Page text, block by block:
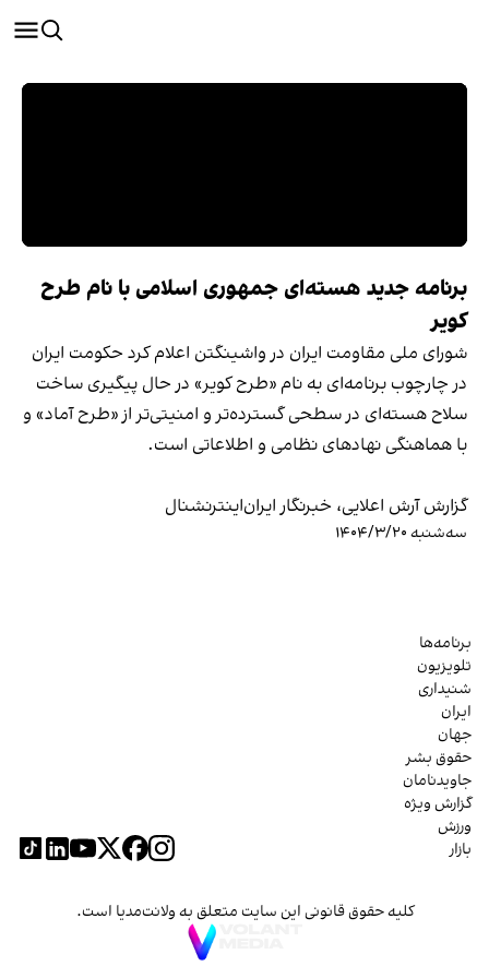
برنامه جدید هسته‌ای جمهوری اسلامی با نام طرح
کویر
شورای ملی مقاومت ایران در واشینگتن اعلام کرد حکومت ایران
در چارچوب برنامه‌ای به نام «طرح کویر» در حال پیگیری ساخت
سلاح هسته‌ای در سطحی گسترده‌تر و امنیتی‌تر از «طرح آماد» و
با هماهنگی نهادهای نظامی و اطلاعاتی است.
گزارش آرش اعلایی، خبرنگار ایران‌اینترنشنال
سه‌شنبه ۱۴۰۴/۳/۲۰
برنامه‌ها
تلویزیون
شنیداری
ایران
جهان
حقوق بشر
جاویدنامان
گزارش ویژه
ورزش
بازار
کلیه حقوق قانونی این سایت متعلق به ولانت‌مدیا است.